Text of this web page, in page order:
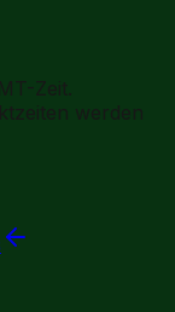
Zeit.
werden